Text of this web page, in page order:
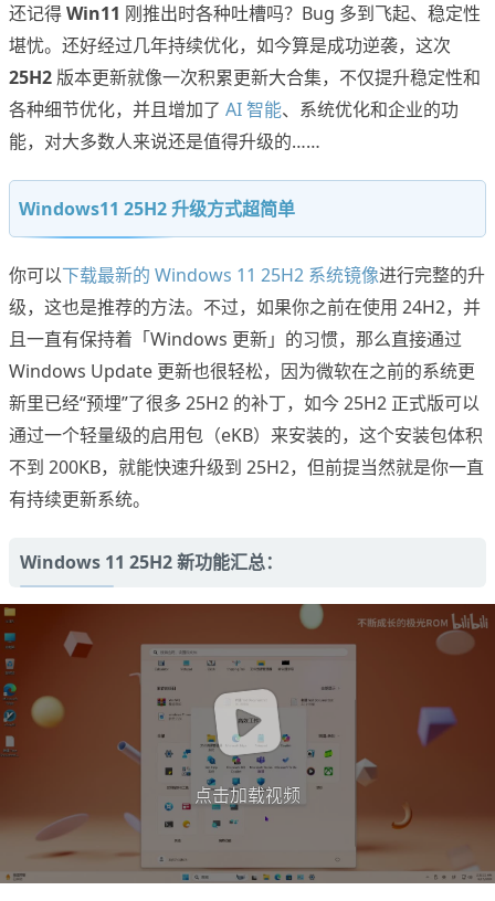
还记得Win11 刚推出时各种吐槽吗？Bug 多到飞起、稳定性
堪忧。还好经过几年持续优化，如今算是成功逆袭，这次
25H2 版本更新就像一次积累更新大合集，不仅提升稳定性和
各种细节优化，并且增加了 AI 智能、系统优化和企业的功
能，对大多数人来说还是值得升级的……
Windows11 25H2 升级方式超简单
你可以下载最新的 Windows 11 25H2 系统镜像进行完整的升
级，这也是推荐的方法。不过，如果你之前在使用 24H2，并
且一直有保持着「Windows 更新」的习惯，那么直接通过
Windows Update 更新也很轻松，因为微软在之前的系统更
新里已经“预埋”了很多 25H2 的补丁，如今 25H2 正式版可以
通过一个轻量级的启用包（eKB）来安装的，这个安装包体积
不到 200KB，就能快速升级到 25H2，但前提当然就是你一直
有持续更新系统。
Windows 11 25H2 新功能汇总：
点击加载视频